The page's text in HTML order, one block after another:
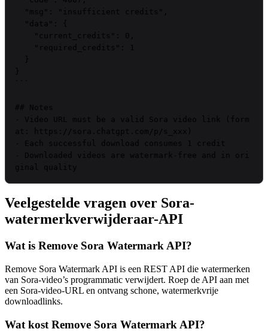
}
## Notes
- Video URL must be a valid Sora video link (form
at: https://sora.chatgpt.com/p/s_xxx)
- Each successful download consumes 1 credit
- Downloaded videos are watermark-free and in ori
ginal quality
Veelgestelde vragen over Sora-
watermerkverwijderaar-API
Wat is Remove Sora Watermark API?
Remove Sora Watermark API is een REST API die watermerken
van Sora-video’s programmatic verwijdert. Roep de API aan met
een Sora-video-URL en ontvang schone, watermerkvrije
downloadlinks.
Wat kost Remove Sora Watermark API?